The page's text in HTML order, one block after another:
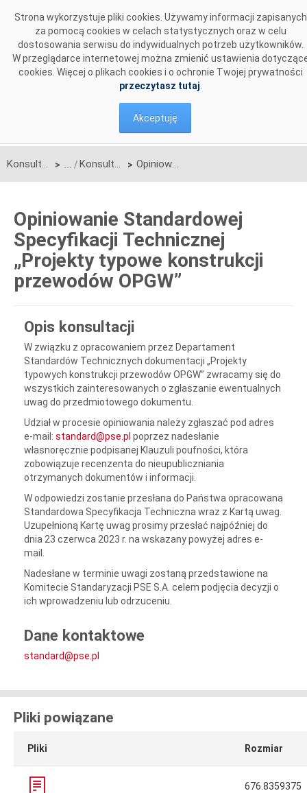
Strona wykorzystuje pliki cookies. Używamy informacji zapisanych
za pomocą cookies w celach statystycznych oraz w celu
dostosowania serwisu do indywidualnych potrzeb użytkowników.
W przeglądarce internetowej można zmienić ustawienia
cookies. Więcej o plikach cookies i o ochronie Twojej prywatności
przeczytasz tutaj
Akceptuję
Konsultacje > Konsultacje zakończone > Opiniowanie Standardowej Specyfikacji Technicznej „Projekty typowe konstrukcji przewodów OPGW”
Opiniowanie Standardowej
Specyfikacji Technicznej
„Projekty typowe konstrukcji
przewodów OPGW”
Opis konsultacji
W związku z opracowaniem przez Departament
Standardów Technicznych dokumentacji „Projekty
typowych konstrukcji przewodów OPGW” zwracamy się do
wszystkich zainteresowanych o zgłaszanie ewentualnych
uwag do przedmiotowego dokumentu.
Udział w procesie opiniowania należy zgłaszać pod adres
e-mail: standard@pse.pl poprzez nadesłanie
własnoręcznie podpisanej Klauzuli poufności, która
zobowiązuje recenzenta do nieupubliczniania
otrzymanych dokumentów i informacji.
W odpowiedzi zostanie przesłana do Państwa opracowana
Standardowa Specyfikacja Techniczna wraz z Kartą uwag.
Uzupełnioną Kartę uwag prosimy przesłać najpóźniej do
dnia 23 czerwca 2023 r. na wskazany powyżej adres e-
mail.
Nadesłane w terminie uwagi zostaną przedstawione na
Komitecie Standaryzacji PSE S.A. celem podjęcia decyzji o
ich wprowadzeniu lub odrzuceniu.
Dane kontaktowe
standard@pse.pl
Pliki powiązane
Pliki Rozmiar
676.8359375